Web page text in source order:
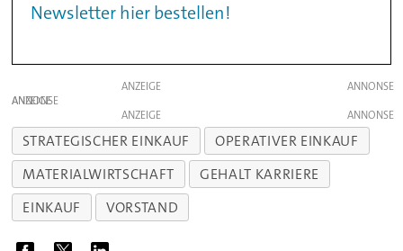
Newsletter hier bestellen!
ANZEIGE
ANZEIGE
ANZEIGE
STRATEGISCHER EINKAUF
OPERATIVER EINKAUF
MATERIALWIRTSCHAFT
GEHALT KARRIERE
EINKAUF
VORSTAND